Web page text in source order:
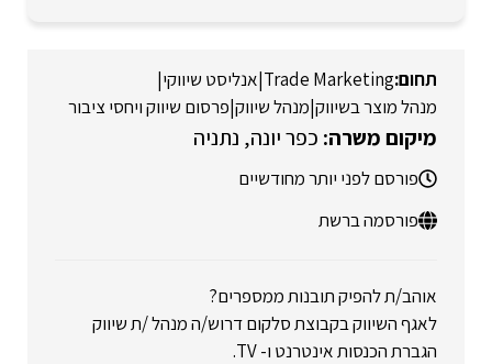
Trade Marketing
|אנליסט שיווקי|
מנהל מוצר בשיווק|מנהל שיווק|פרסום שיווק ויחסי ציבור
כפר יונה נתניה
פורסם לפני יותר מחודשיים
פורסמה ברשת
אוהב/ת להפיק תובנות ממספרים?
לאגף השיווק בקבוצת סלקום דרוש/ה מנהל /ת שיווק
הגברת הכנסות אינטרנט ו- TV.